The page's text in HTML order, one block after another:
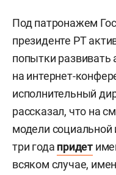
Под патронажем
президенте РТ
попытки развивать
на интернет-
исполнительный
рассказал, что на
модели
три года придет
всяком случае,